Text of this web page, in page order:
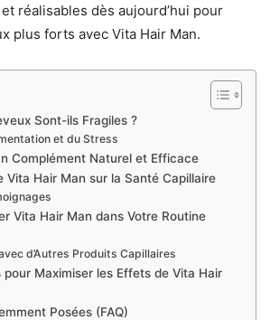
réalisables dès aujourd’hui pour
plus forts avec Vita Hair Man.
Sont-ils Fragiles ?
et du Stress
Complément Naturel et Efficace
Vita Hair Man sur la Santé Capillaire
Vita Hair Man dans Votre Routine
d’Autres Produits Capillaires
Maximiser les Effets de Vita Hair
Posées (FAQ)